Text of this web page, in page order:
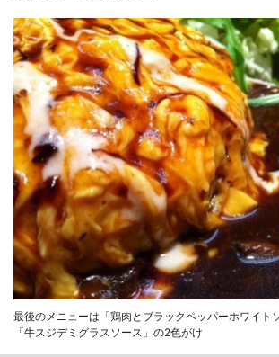
最後のメニューは「鶏肉とブラックペッパーホワイト
「牛スジデミグラスソース」の2色がけ